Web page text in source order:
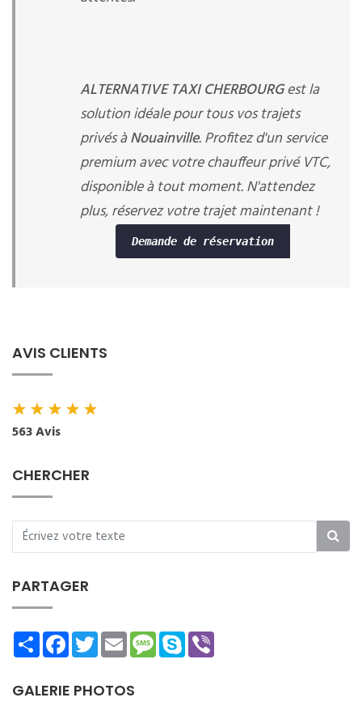
ALTERNATIVE TAXI CHERBOURGest la
solution idéale pour tous vos trajets
privés àNouainville. Profitez d'un service
premium avec votre chauffeur privé VTC,
disponible à tout moment. N'attendez
plus, réservez votre trajet maintenant !
Demande de réservation
AVIS CLIENTS
★★★★★
563 Avis
CHERCHER
PARTAGER
ShareFacebookTwitterEmailMessage
Skype
GALERIE PHOTOS